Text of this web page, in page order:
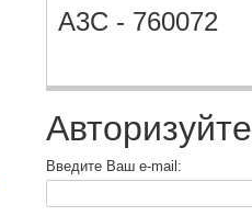
A3C - 760072
Введите Ваш e-mail: